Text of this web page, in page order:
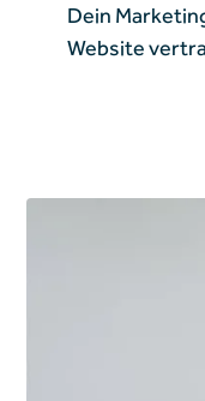
Dein
Website